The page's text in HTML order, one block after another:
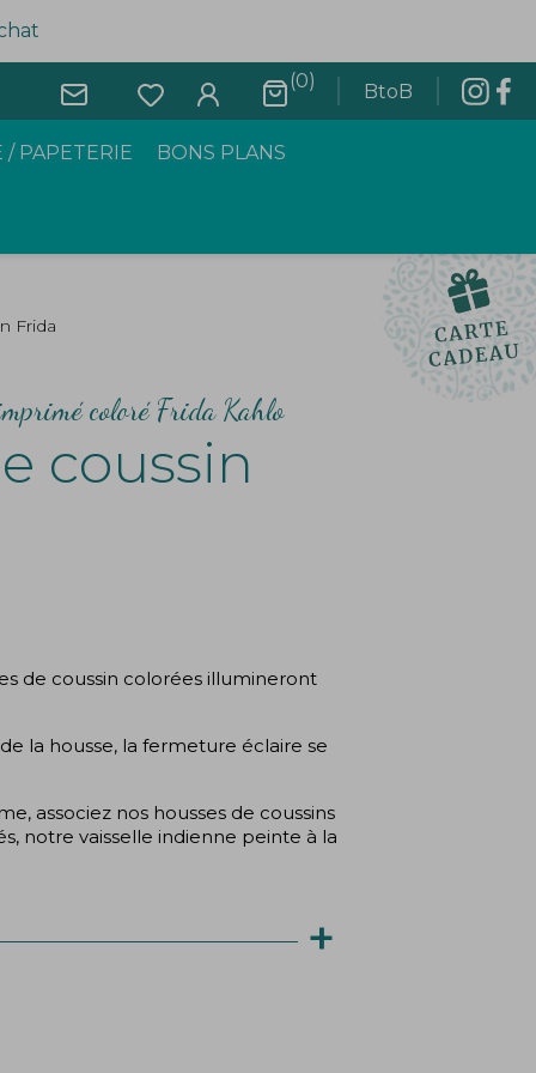
(0) BtoB
/ PAPETERIE BONS PLANS
Frida
coloré Frida Kahlo
coussin
(2 avis)
de coussin colorées illumineront
la housse, la fermeture éclaire se
associez nos housses de coussins
notre vaisselle indienne peinte à la
+